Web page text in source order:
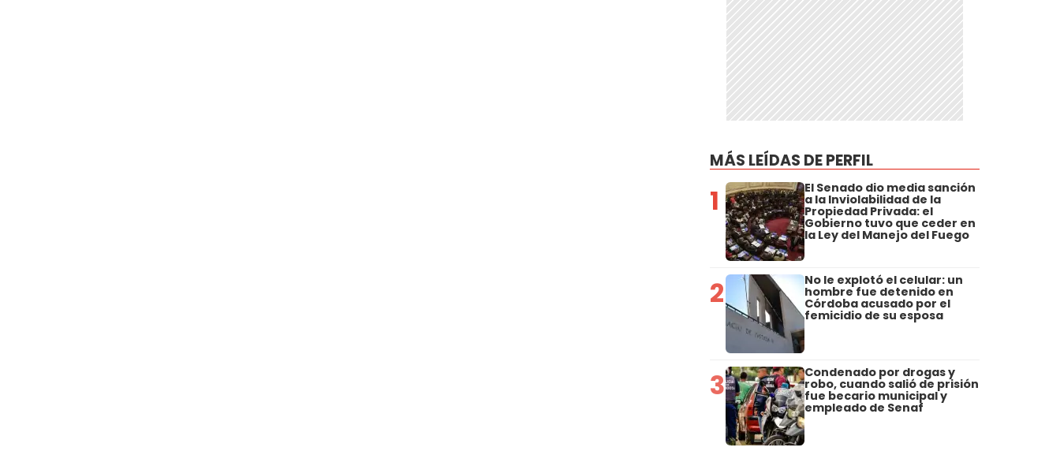
MÁS LEÍDAS DE PERFIL
1 El Senado dio media sanción
a la Inviolabilidad de la
Propiedad Privada: el
Gobierno tuvo que ceder en
la Ley del Manejo del Fuego
2 No le explotó el celular: un
hombre fue detenido en
Córdoba acusado por el
femicidio de su esposa
3 Condenado por drogas y
robo, cuando salió de prisión
fue becario municipal y
empleado de Senaf